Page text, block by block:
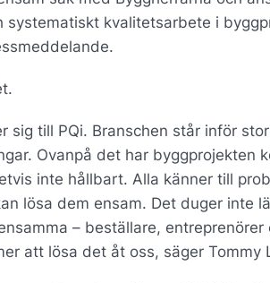
kvalitetsarbete i
till PQi. Branschen står inför
Ovanpå det har byggprojekten
inte hållbart. Alla känner till
lösa dem ensam. Det duger inte
– beställare, entreprenörer
att lösa det åt oss, säger Tommy